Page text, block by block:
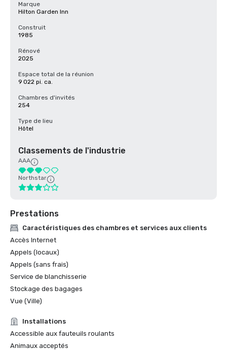
Marque
Hilton Garden Inn
Construit
1985
Rénové
2025
Espace total de la réunion
9 022 pi. ca.
Chambres d'invités
254
Type de lieu
Hôtel
Classements de l'industrie
AAA
Northstar
Prestations
Caractéristiques des chambres et services aux clients
Accès Internet
Appels (locaux)
Appels (sans frais)
Service de blanchisserie
Stockage des bagages
Vue (Ville)
Installations
Accessible aux fauteuils roulants
Animaux acceptés